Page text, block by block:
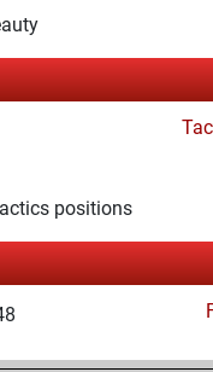
positions